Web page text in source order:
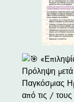
Πρόληψη
Παγκόσμιας
από τις /